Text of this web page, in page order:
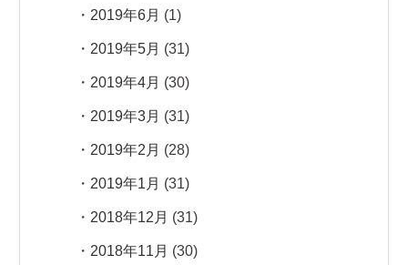
2019年6月 (1)
2019年5月 (31)
2019年4月 (30)
2019年3月 (31)
2019年2月 (28)
2019年1月 (31)
2018年12月 (31)
2018年11月 (30)